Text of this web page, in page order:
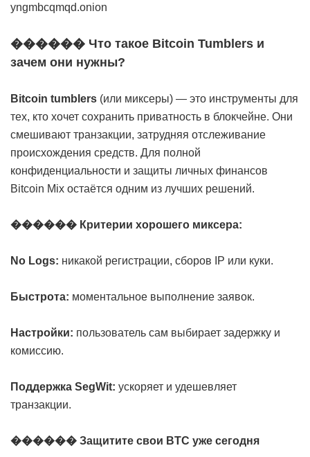
yngmbcqmqd.onion
������ Что такое Bitcoin Tumblers и
зачем они нужны?
Bitcoin tumblers (или миксеры) — это инструменты для
тех, кто хочет сохранить приватность в блокчейне. Они
смешивают транзакции, затрудняя отслеживание
происхождения средств. Для полной
конфиденциальности и защиты личных финансов
Bitcoin Mix остаётся одним из лучших решений.
������ Критерии хорошего миксера:
No Logs: никакой регистрации, сборов IP или куки.
Быстрота: моментальное выполнение заявок.
Настройки: пользователь сам выбирает задержку и
комиссию.
Поддержка SegWit: ускоряет и удешевляет
транзакции.
������ Защитите свои BTC уже сегодня